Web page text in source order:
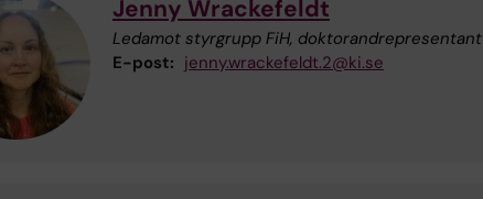
Jenny Wrackefeldt
Ledamot styrgrupp FiH, doktorandrepresentant
E-post: jenny.wrackefeldt.2@ki.se